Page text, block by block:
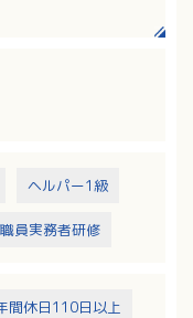
ヘルパー1級
員実務者研修
間休日110日以上